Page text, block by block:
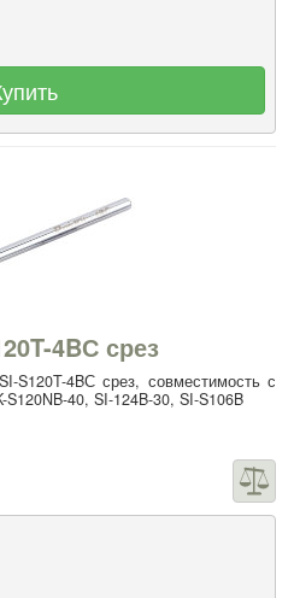
4BС срез
S120T-4BС срез, совместимость с
S120NB-40, SI-124B-30, SI-S106B